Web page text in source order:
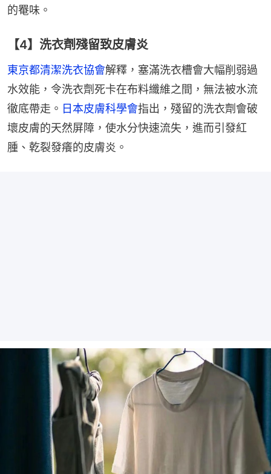
的罨味。
【4】洗衣劑殘留致皮膚炎
東京都清潔洗衣協會解釋，塞滿洗衣槽會大幅削弱過
水效能，令洗衣劑死卡在布料纖維之間，無法被水流
徹底帶走。 日本皮膚科學會指出，殘留的洗衣劑會破
壞皮膚的天然屏障，使水分快速流失，進而引發紅
腫、乾裂發癢的皮膚炎。